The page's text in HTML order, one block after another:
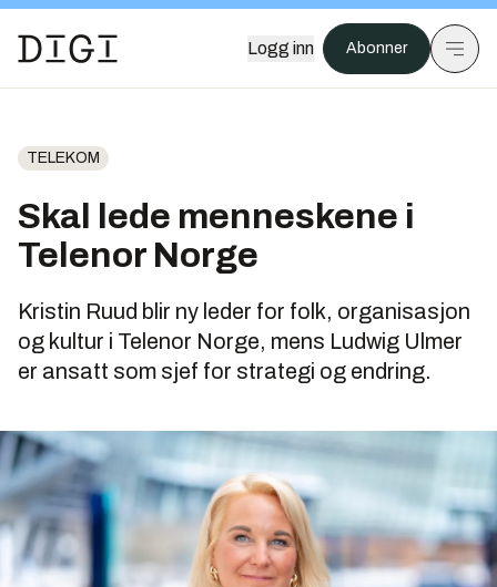
Logg inn Abonner
TELEKOM
Skal lede menneskene i
Telenor Norge
Kristin Ruud blir ny leder for folk, organisasjon
og kultur i Telenor Norge, mens Ludwig Ulmer
er ansatt som sjef for strategi og endring.